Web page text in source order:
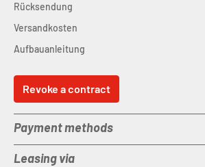
Rücksendung
Versandkosten
Aufbauanleitung
Revoke a contract
Payment methods
Leasing via